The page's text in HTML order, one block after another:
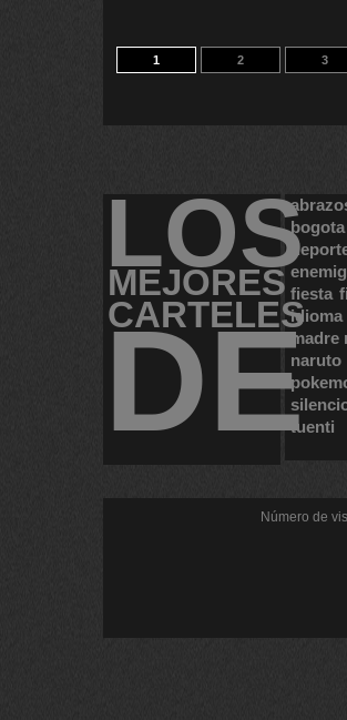
1 2 3
LOS
MEJORES
CARTELES
DE
bogota
fiesta
idioma
madre
naruto
tuenti
Número de